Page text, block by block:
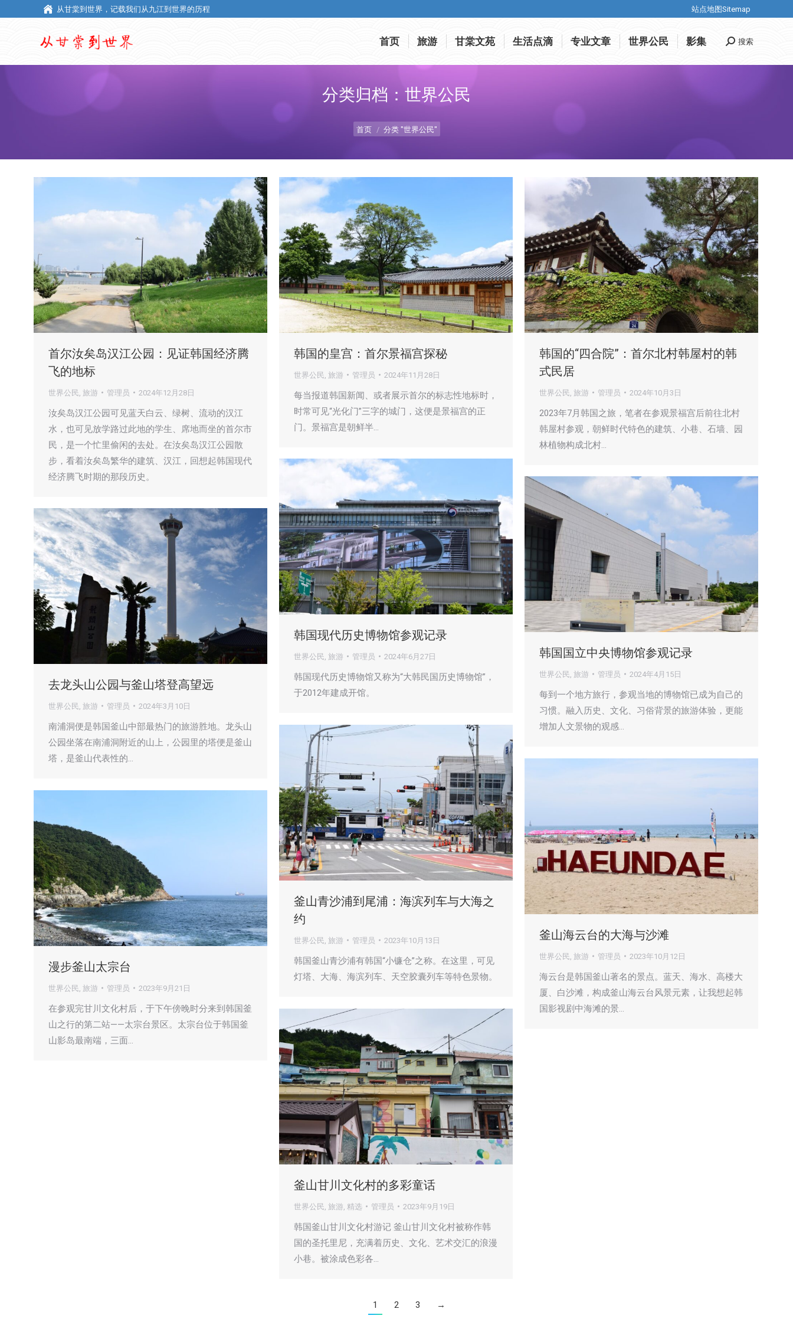
从甘棠到世界，记载我们从九江到世界的历程 站点地图Sitemap
首页 旅游 甘棠文苑 生活点滴 专业文章 世界公民 影集 Search:
搜索
分类归档： 世界公民
首页 分类 "世界公民"
首尔汝矣岛汉江公园：见证韩国经济腾
飞的地标
世界公民 旅游 管理员 2024年12月28日
汝矣岛汉江公园可见蓝天白云、绿树、流动的汉江
水，也可见放学路过此地的学生、席地而坐的首尔市
民，是一个忙里偷闲的去处。在汝矣岛汉江公园散
步，看着汝矣岛繁华的建筑、汉江，回想起韩国现代
经济腾飞时期的那段历史。
韩国的皇宫：首尔景福宫探秘
世界公民 旅游 管理员 2024年11月28日
每当报道韩国新闻、或者展示首尔的标志性地标时，
时常可见“光化门”三字的城门，这便是景福宫的正
门。景福宫是朝鲜半…
韩国的“四合院”：首尔北村韩屋村的韩
式民居
世界公民 旅游 管理员 2024年10月3日
2023年7月韩国之旅，笔者在参观景福宫后前往北村
韩屋村参观，朝鲜时代特色的建筑、小巷、石墙、园
林植物构成北村…
韩国现代历史博物馆参观记录
世界公民 旅游 管理员 2024年6月27日
韩国现代历史博物馆又称为“大韩民国历史博物馆”，
于2012年建成开馆。
韩国国立中央博物馆参观记录
世界公民 旅游 管理员 2024年4月15日
每到一个地方旅行，参观当地的博物馆已成为自己的
习惯。融入历史、文化、习俗背景的旅游体验，更能
增加人文景物的观感…
去龙头山公园与釜山塔登高望远
世界公民 旅游 管理员 2024年3月10日
南浦洞便是韩国釜山中部最热门的旅游胜地。龙头山
公园坐落在南浦洞附近的山上，公园里的塔便是釜山
塔，是釜山代表性的…
釜山青沙浦到尾浦：海滨列车与大海之
约
世界公民 旅游 管理员 2023年10月13日
韩国釜山青沙浦有韩国“小镰仓”之称。在这里，可见
灯塔、大海、海滨列车、天空胶囊列车等特色景物。
釜山海云台的大海与沙滩
世界公民 旅游 管理员 2023年10月12日
海云台是韩国釜山著名的景点。蓝天、海水、高楼大
厦、白沙滩，构成釜山海云台风景元素，让我想起韩
国影视剧中海滩的景…
漫步釜山太宗台
世界公民 旅游 管理员 2023年9月21日
在参观完甘川文化村后，于下午傍晚时分来到韩国釜
山之行的第二站——太宗台景区。太宗台位于韩国釜
山影岛最南端，三面…
釜山甘川文化村的多彩童话
世界公民 旅游 精选 管理员 2023年9月19日
韩国釜山甘川文化村游记 釜山甘川文化村被称作韩
国的圣托里尼，充满着历史、文化、艺术交汇的浪漫
小巷。被涂成色彩各…
1 2 3 →
从甘棠到世界，记载我们从九江到世界的历程 站点地图Sitemap
首页 旅游 甘棠文苑 生活点滴 专业文章 世界公民 影集 Search:
搜索